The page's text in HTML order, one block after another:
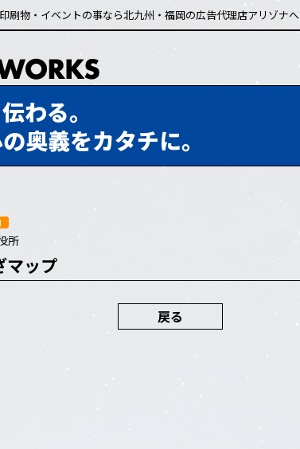
刷物・イベントの事なら北九州・福岡の広告代理店アリゾナへ
わる。
奥義をカタチに。
所
マップ
戻る